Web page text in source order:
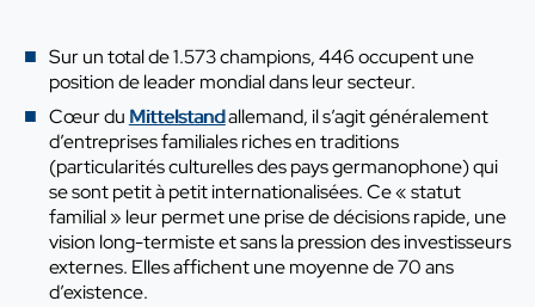
Sur un total de 1.573 champions, 446 occupent une
position de leader mondial dans leur secteur.
Cœur du Mittelstandallemand, il s’agit généralement
d’entreprises familiales riches en traditions
(particularités culturelles des pays germanophone) qui
se sont petit à petit internationalisées. Ce « statut
familial » leur permet une prise de décisions rapide, une
vision long-termiste et sans la pression des investisseurs
externes. Elles affichent une moyenne de 70 ans
d’existence.